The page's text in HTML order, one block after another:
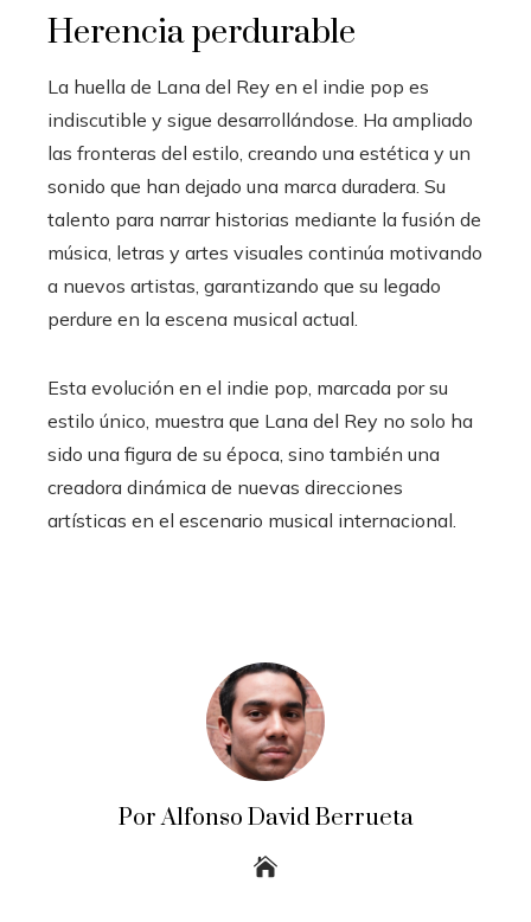
Herencia perdurable
La huella de Lana del Rey en el indie pop es
indiscutible y sigue desarrollándose. Ha ampliado
las fronteras del estilo, creando una estética y un
sonido que han dejado una marca duradera. Su
talento para narrar historias mediante la fusión de
música, letras y artes visuales continúa motivando
a nuevos artistas, garantizando que su legado
perdure en la escena musical actual.
Esta evolución en el indie pop, marcada por su
estilo único, muestra que Lana del Rey no solo ha
sido una figura de su época, sino también una
creadora dinámica de nuevas direcciones
artísticas en el escenario musical internacional.
Por Alfonso David Berrueta